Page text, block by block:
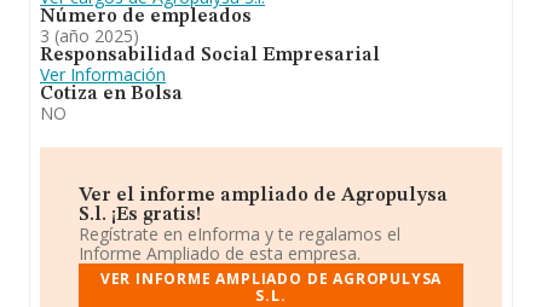
Número de empleados
3 (año 2025)
Responsabilidad Social Empresarial
Ver Información
Cotiza en Bolsa
NO
Ver el informe ampliado de Agropulysa
S.l. ¡Es gratis!
Regístrate en eInforma y te regalamos el
Informe Ampliado de esta empresa.
VER INFORME AMPLIADO DE AGROPULYSA
S.L.